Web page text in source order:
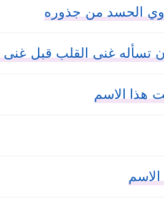
الحسد من جذوره
تسأله غنى القلب قبل غنى
هذا الاسم
الاسم